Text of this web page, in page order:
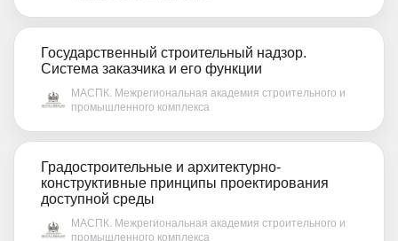
Государственный строительный надзор.
Система заказчика и его функции
МАСПК. Межрегиональная академия строительного и
промышленного комплекса
Градостроительные и архитектурно-
конструктивные принципы проектирования
доступной среды
МАСПК. Межрегиональная академия строительного и
промышленного комплекса